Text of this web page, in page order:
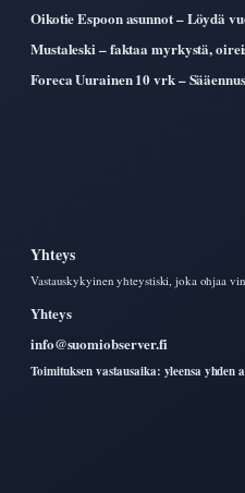
Oikotie Espoon asunnot – Löydä
Mustaleski – faktaa myrkystä,
Foreca Uurainen 10 vrk –
Yhteys
Vastauskykyinen yhteystiski, joka ohjaa
Yhteys
info@suomiobserver.fi
Toimituksen vastausaika: yleensa yhden